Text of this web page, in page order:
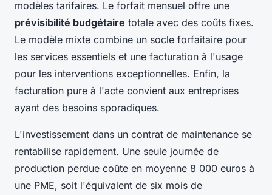
modèles tarifaires. Le forfait mensuel offre une
prévisibilité budgétaire totale avec des coûts fixes.
Le modèle mixte combine un socle forfaitaire pour
les services essentiels et une facturation à l'usage
pour les interventions exceptionnelles. Enfin, la
facturation pure à l'acte convient aux entreprises
ayant des besoins sporadiques.
L'investissement dans un contrat de maintenance se
rentabilise rapidement. Une seule journée de
production perdue coûte en moyenne 8 000 euros à
une PME, soit l'équivalent de six mois de